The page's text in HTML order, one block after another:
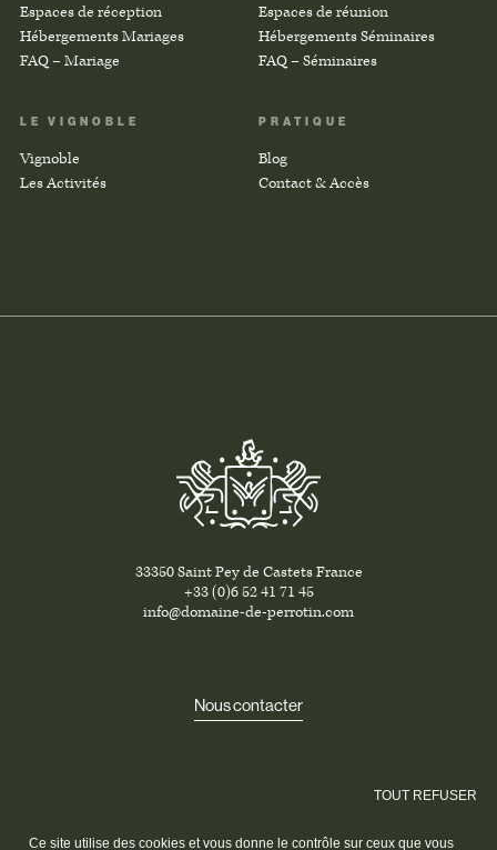
Espaces de réception
Hébergements Mariages
FAQ – Mariage
Espaces de réunion
Hébergements Séminaires
FAQ – Séminaires
LE VIGNOBLE
Vignoble
Les Activités
PRATIQUE
Blog
Contact & Accès
33350 Saint Pey de Castets France
+33 (0)6 52 41 71 45
info@domaine-de-perrotin.com
Nous contacter
Ce site utilise des cookies et vous donne le contrôle sur ceux que vous
TOUT REFUSER